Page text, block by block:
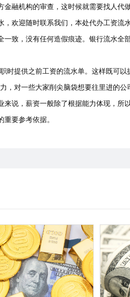
融机构的审查，这时候就需要找人代
欢迎随时联系我们，本处代办工资流
致，没有任何造假痕迹。银行流水全
时提供之前工资的流水单。这样既可以
，对一些大家削尖脑袋想要往里进的
说，薪资一般除了根据能力体现，所
要参考依据。